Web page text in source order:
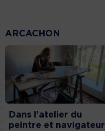
ARCACHON
Dans l’atelier du
peintre et navigateur